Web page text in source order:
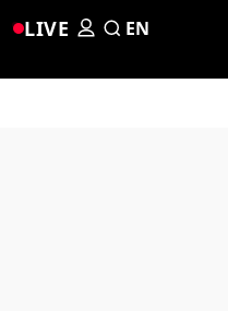
LIVE EN